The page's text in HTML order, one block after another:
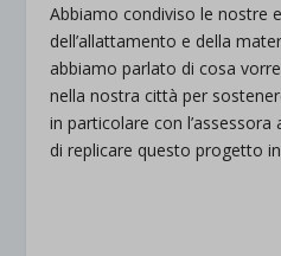
Abbiamo condiviso le nostre
dell’allattamento e della
abbiamo parlato di cosa
nella nostra città per
in particolare con l’assessora
di replicare questo progetto